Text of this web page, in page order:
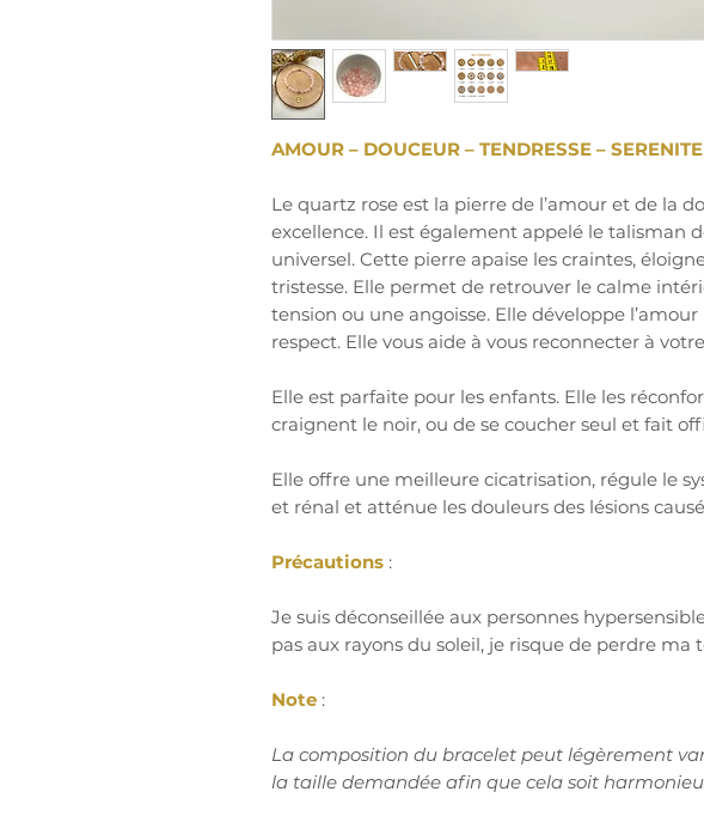
AMOUR – DOUCEUR – TENDRESSE – SERENITE
Le quartz rose est la pierre de l’amour et de la
excellence. Il est également appelé le talisman
universel. Cette pierre apaise les craintes,
tristesse. Elle permet de retrouver le calme
tension ou une angoisse. Elle développe
respect. Elle vous aide à vous reconnecter à
Elle est parfaite pour les enfants. Elle les
craignent le noir, ou de se coucher seul et fait
Elle offre une meilleure cicatrisation, régule le
et rénal et atténue les douleurs des lésions
Précautions :
Je suis déconseillée aux personnes
pas aux rayons du soleil, je risque de perdre ma
Note :
La composition du bracelet peut légèrement
la taille demandée afin que cela soit